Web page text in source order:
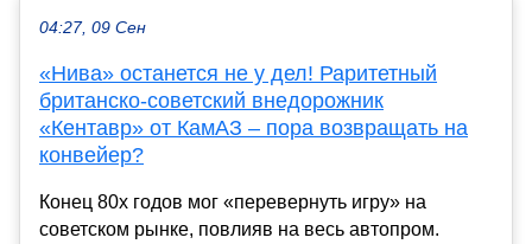
04:27, 09 Сен
«Нива» останется не у дел! Раритетный
британско-советский внедорожник
«Кентавр» от КамАЗ – пора возвращать на
конвейер?
Конец 80х годов мог «перевернуть игру» на
советском рынке, повлияв на весь автопром.